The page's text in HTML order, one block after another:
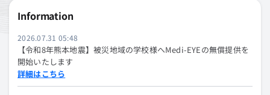
Information
2026.07.31 05:48
【令和8年熊本地震】被災地域の学校様へMedi-EYEの無償提供を
開始いたします
詳細はこちら